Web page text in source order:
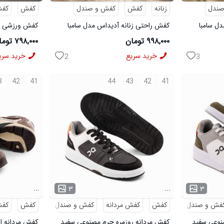
سامبا
3
زنانه
کفش
کفش و صندل
کفش راحتی زنانه آدیداس مدل سامبا
مشکی
۹۹۸,۰۰۰ تومان
خرید سریع 2
کفش
مشکی
۷۹۸,۰۰۰ تومان
خرید
۳
و صندل
41
42
43
44
۳
...
کفش
کفش مردانه
کفش و صندل
41
42
...
کفش